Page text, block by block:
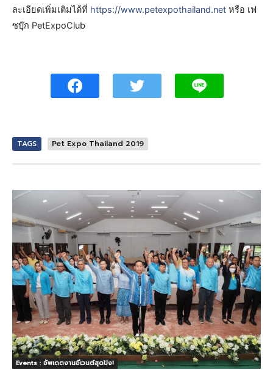
ละเอียดเพิ่มเติมได้ที่ https://www.petexpothailand.net หรือ เฟ
ซบุ๊ก PetExpoClub
TAGS Pet Expo Thailand 2019
Events : อัพเดตงานอีเวนต์สุดปัง!